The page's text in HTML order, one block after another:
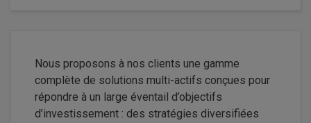
Nous proposons à nos clients une gamme
complète de solutions multi-actifs conçues pour
répondre à un large éventail d’objectifs
d’investissement : des stratégies diversifiées